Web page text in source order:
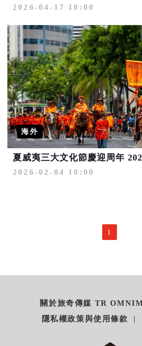
2026-04-17 10:00
海外
2026-02-04 10:00
1
關於旅奇傳媒 TR
隱私權政策與使用條款